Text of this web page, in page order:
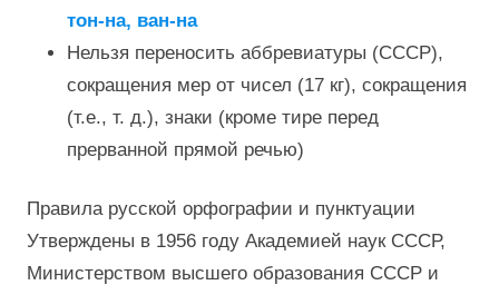
тон-на, ван-на
Нельзя переносить аббревиатуры (СССР),
сокращения мер от чисел (17 кг), сокращения
(т.е., т. д.), знаки (кроме тире перед
прерванной прямой речью)
Правила русской орфографии и пунктуации
Утверждены в 1956 году Академией наук СССР,
Министерством высшего образования СССР и